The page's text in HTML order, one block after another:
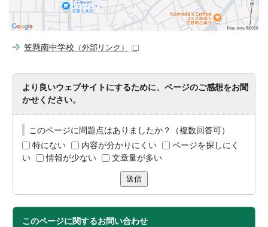
笠懸南中学校 （外部リンク）
より良いウェブサイトにするために、ページのご感想をお聞
かせください。
このページに問題点はありましたか？（複数回答可）
特にない
内容が分かりにくい
ページを探しにく
い
情報が少ない 文章量が多い
送信
このページに関するお問い合わせ